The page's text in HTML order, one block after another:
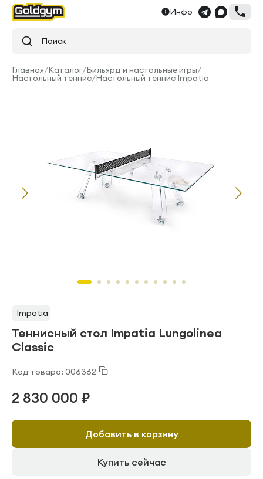
Инфо
Поиск
Главная/Каталог/Бильярд и настольные игры/
Настольный теннис/Настольный теннис Impatia
Impatia
Теннисный стол Impatia Lungolinea
Classic
Код товара: 006362
2 830 000 ₽
Добавить в корзину
Купить сейчас